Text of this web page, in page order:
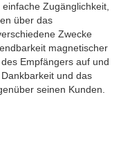
Zugänglichkeit,
über das
Zwecke
magnetischer
Empfängers auf und
und das
seinen Kunden.